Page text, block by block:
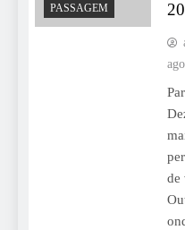
PASSAGEM
ago
de